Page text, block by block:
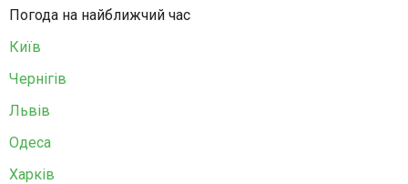
Погода на найближчий час
Київ
Чернігів
Львів
Одеса
Харків